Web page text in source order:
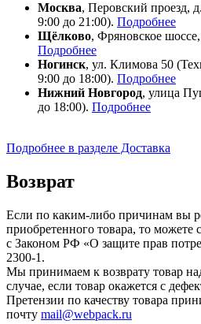
Москва, Перовский проезд,
9:00 до 21:00). Подробнее
Щёлково, Фряновское
Подробнее
Ногинск, ул. Климова 50
9:00 до 18:00). Подробнее
Нижний Новгород, улица
до 18:00). Подробнее
Подробнее в разделе Доставка
Возврат
Если по каким-либо причинам вы
приобретенного товара, то можете
с Законом РФ «О защите прав
2300-1.
Мы принимаем к возврату товар
случае, если товар окажется с
Претензии по качеству товара
почту mail@webpack.ru